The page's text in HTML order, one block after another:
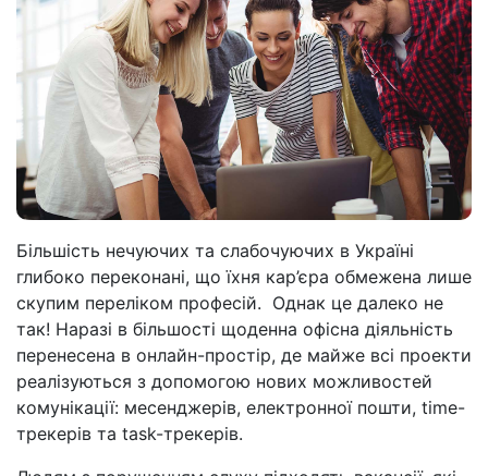
Більшість нечуючих та слабочуючих в Україні
глибоко переконані, що їхня кар’єра обмежена лише
скупим переліком професій. Однак це далеко не
так! Наразі в більшості щоденна офісна діяльність
перенесена в онлайн-простір, де майже всі проекти
реалізуються з допомогою нових можливостей
комунікації: месенджерів, електронної пошти, time-
трекерів та task-трекерів.